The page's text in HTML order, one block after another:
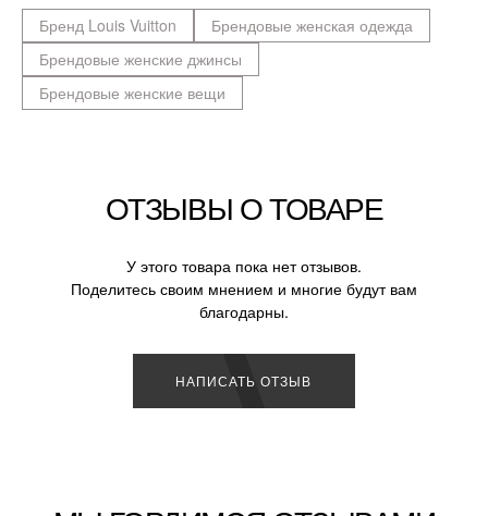
Бренд Louis Vuitton
Брендовые женская одежда
Брендовые женские джинсы
Брендовые женские вещи
ОТЗЫВЫ О ТОВАРЕ
У этого товара пока нет отзывов.
Поделитесь своим мнением и многие будут вам
благодарны.
НАПИСАТЬ ОТЗЫВ